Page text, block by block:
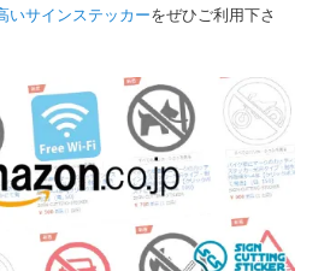
いサインステッカーをぜひご利用下さ